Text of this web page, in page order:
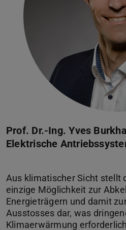
Prof. Dr.-Ing. Yves
Elektrische
Aus klimatischer Sicht stellt
einzige Möglichkeit zur
Energieträgern und damit
Ausstosses dar, was